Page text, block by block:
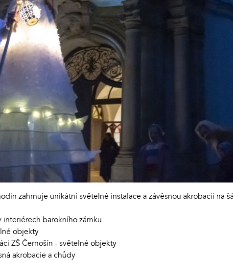
zahrnuje unikátní světelné instalace a závěsnou akrobacii na
interiérech barokního zámku
objekty
ZŠ Černošín - světelné objekty
akrobacie a chůdy